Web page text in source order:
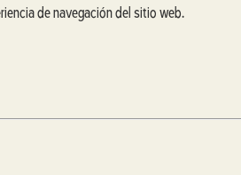
de navegación del sitio web.